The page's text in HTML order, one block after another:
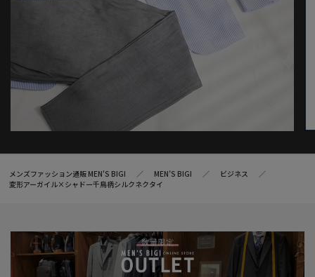
メンズファッション通販 MEN'S BIGI MEN’S BIGI
ビジネス
変形アーガイル×シャドー千鳥柄シルクネクタイ